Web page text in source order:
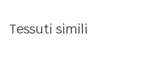
Tessuti simili